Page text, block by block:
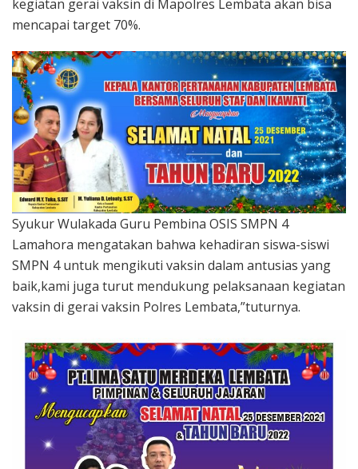
kegiatan gerai vaksin di Mapolres Lembata akan bisa
mencapai target 70%.
Syukur Wulakada Guru Pembina OSIS SMPN 4
Lamahora mengatakan bahwa kehadiran siswa-siswi
SMPN 4 untuk mengikuti vaksin dalam antusias yang
baik,kami juga turut mendukung pelaksanaan kegiatan
vaksin di gerai vaksin Polres Lembata,”tuturnya.